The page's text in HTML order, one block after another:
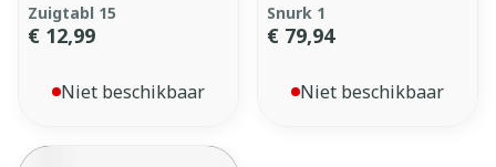
Zuigtabl 15
€ 12,99
Niet beschikbaar
Snurk 1
€ 79,94
Niet beschikbaar